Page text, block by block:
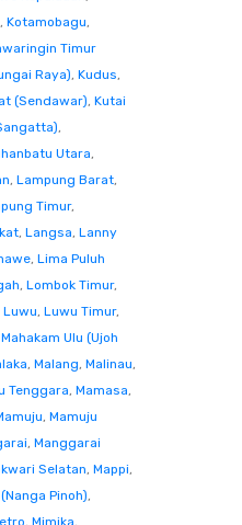
, Kotamobagu,
Timur
Raya), Kudus,
(Sendawar), Kutai
,
Utara,
, Lampung Barat,
Timur,
, Langsa, Lanny
, Lima Puluh
, Lombok Timur,
Luwu, Luwu Timur,
Mahakam Ulu (Ujoh
, Malang, Malinau,
Tenggara, Mamasa,
, Mamuju
, Manggarai
Selatan, Mappi,
Pinoh),
, Mimika,